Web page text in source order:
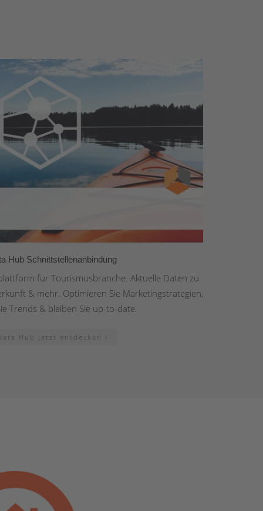
Hub Schnittstellenanbindung
für Tourismusbranche. Aktuelle Daten zu
& mehr. Optimieren Sie Marketingstrategien,
Trends & bleiben Sie up-to-date.
Hub Jetzt entdecken